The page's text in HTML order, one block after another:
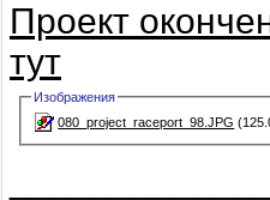
Проект
тут
Изображения
080_project_raceport_98.JPG